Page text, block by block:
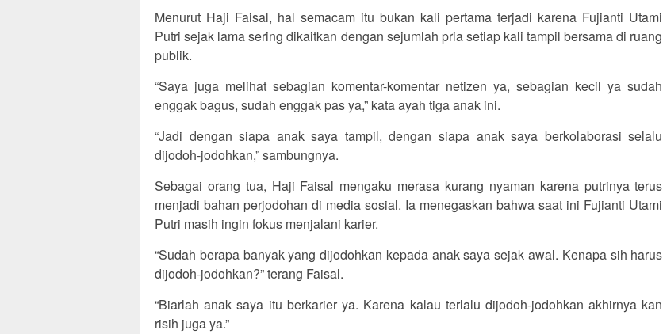
Menurut Haji Faisal, hal semacam itu bukan kali pertama terjadi karena Fujianti Utami
Putri sejak lama sering dikaitkan dengan sejumlah pria setiap kali tampil bersama di ruang
publik.
“Saya juga melihat sebagian komentar-komentar netizen ya, sebagian kecil ya sudah
enggak bagus, sudah enggak pas ya,” kata ayah tiga anak ini.
“Jadi dengan siapa anak saya tampil, dengan siapa anak saya berkolaborasi selalu
dijodoh-jodohkan,” sambungnya.
Sebagai orang tua, Haji Faisal mengaku merasa kurang nyaman karena putrinya terus
menjadi bahan perjodohan di media sosial. Ia menegaskan bahwa saat ini Fujianti Utami
Putri masih ingin fokus menjalani karier.
“Sudah berapa banyak yang dijodohkan kepada anak saya sejak awal. Kenapa sih harus
dijodoh-jodohkan?” terang Faisal.
“Biarlah anak saya itu berkarier ya. Karena kalau terlalu dijodoh-jodohkan akhirnya kan
risih juga ya.”